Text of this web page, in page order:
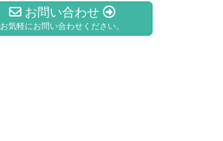
お問い合わせ
お気軽にお問い合わせください。